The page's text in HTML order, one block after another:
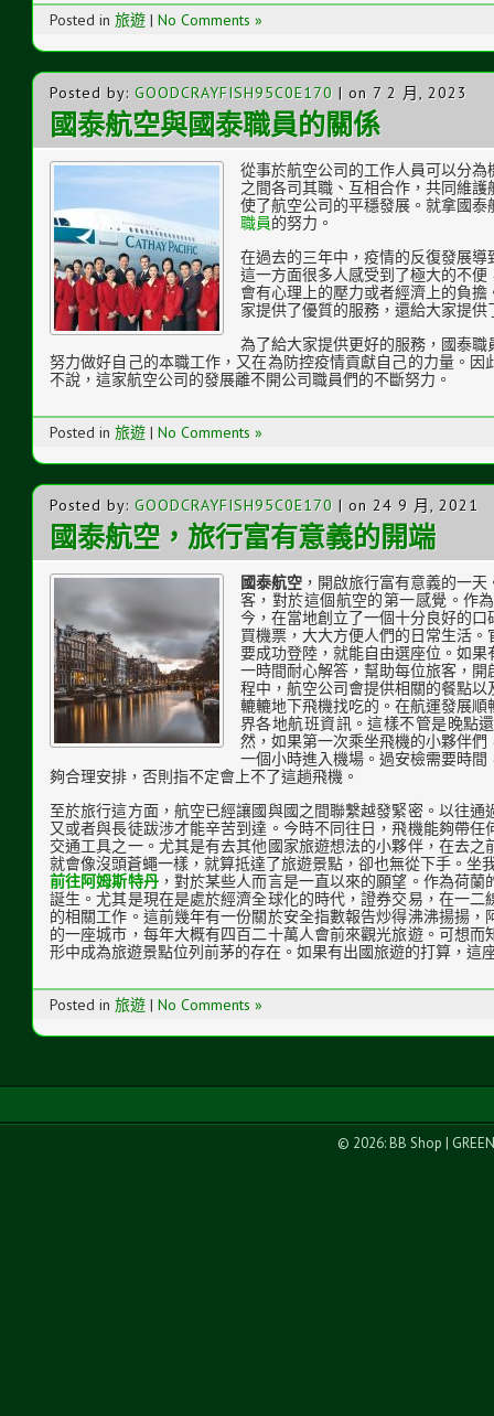
Posted in 旅遊 | No Comments »
Posted by: GOODCRAYFISH95C0E170 | on 7 2 月, 2023
國泰航空與國泰職員的關係
從事於航空公司的工作人員可以分
之間各司其職、互相合作，共同維
使了航空公司的平穩發展。就拿國
職員的努力。
在過去的三年中，疫情的反復發展
這一方面很多人感受到了極大的不
會有心理上的壓力或者經濟上的負
家提供了優質的服務，還給大家提
為了給大家提供更好的服務，國泰
努力做好自己的本職工作，又在為防控疫情貢獻自己的力量。
不說，這家航空公司的發展離不開公司職員們的不斷努力。
Posted in 旅遊 | No Comments »
Posted by: GOODCRAYFISH95C0E170 | on 24 9 月, 2021
國泰航空，旅行富有意義的開端
國泰航空 ，開啟旅行富有意義的一
客，對於這個航空的第一感覺。作
今，在當地創立了一個十分良好的
買機票，大大方便人們的日常生活
要成功登陸，就能自由選座位。如
一時間耐心解答，幫助每位旅客，
程中，航空公司會提供相關的餐點
轆轆地下飛機找吃的。在航運發展
界各地航班資訊。這樣不管是晚點
然，如果第一次乘坐飛機的小夥伴
一個小時進入機場。過安檢需要時
夠合理安排，否則指不定會上不了這趟飛機。
至於旅行這方面，航空已經讓國與國之間聯繫越發緊密。以往
又或者與長徒跋涉才能辛苦到達。今時不同往日，飛機能夠帶
交通工具之一。尤其是有去其他國家旅遊想法的小夥伴，在去
就會像沒頭蒼蠅一樣，就算抵達了旅遊景點，卻也無從下手。坐
前往阿姆斯特丹，對於某些人而言是一直以來的願望。作為荷
誕生。尤其是現在是處於經濟全球化的時代，證券交易，在一
的相關工作。這前幾年有一份關於安全指數報告炒得沸沸揚揚
的一座城市，每年大概有四百二十萬人會前來觀光旅遊。可想
形中成為旅遊景點位列前茅的存在。如果有出國旅遊的打算，這
Posted in 旅遊 | No Comments »
© 2026: BB Shop |